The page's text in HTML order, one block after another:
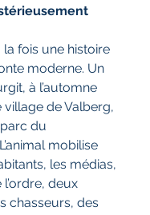
la fois une histoire
moderne. Un
à l’automne
village de Valberg,
du
mobilise
les médias,
deux
chasseurs, des